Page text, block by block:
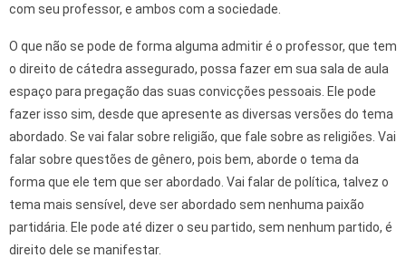
com seu professor, e ambos com a sociedade.
O que não se pode de forma alguma admitir é o professor, que tem
o direito de cátedra assegurado, possa fazer em sua sala de aula
espaço para pregação das suas convicções pessoais. Ele pode
fazer isso sim, desde que apresente as diversas versões do tema
abordado. Se vai falar sobre religião, que fale sobre as religiões. Vai
falar sobre questões de gênero, pois bem, aborde o tema da
forma que ele tem que ser abordado. Vai falar de política, talvez o
tema mais sensível, deve ser abordado sem nenhuma paixão
partidária. Ele pode até dizer o seu partido, sem nenhum partido, é
direito dele se manifestar.